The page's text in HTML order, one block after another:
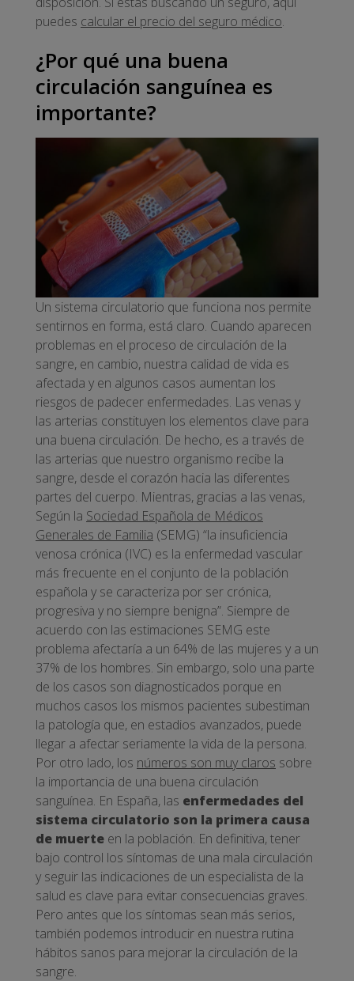
puedes calcular el precio del seguro médico.
¿Por qué una buena
circulación sanguínea es
importante?
Un sistema circulatorio que funciona nos permite
sentirnos en forma, está claro. Cuando aparecen
problemas en el proceso de circulación de la
sangre, en cambio, nuestra calidad de vida es
afectada y en algunos casos aumentan los
riesgos de padecer enfermedades. Las venas y
las arterias constituyen los elementos clave para
una buena circulación. De hecho, es a través de
las arterias que nuestro organismo recibe la
sangre, desde el corazón hacia las diferentes
partes del cuerpo. Mientras, gracias a las venas,
Según la Sociedad Española de Médicos
Generales de Familia (SEMG) “la insuficiencia
venosa crónica (IVC) es la enfermedad vascular
más frecuente en el conjunto de la población
española y se caracteriza por ser crónica,
progresiva y no siempre benigna”. Siempre de
acuerdo con las estimaciones SEMG este
problema afectaría a un 64% de las mujeres y a un
37% de los hombres. Sin embargo, solo una parte
de los casos son diagnosticados porque en
muchos casos los mismos pacientes subestiman
la patología que, en estadios avanzados, puede
llegar a afectar seriamente la vida de la persona.
Por otro lado, los números son muy claros sobre
la importancia de una buena circulación
sanguínea. En España, las enfermedades del
sistema circulatorio son la primera causa
de muerte en la población. En definitiva, tener
bajo control los síntomas de una mala circulación
y seguir las indicaciones de un especialista de la
salud es clave para evitar consecuencias graves.
Pero antes que los síntomas sean más serios,
también podemos introducir en nuestra rutina
hábitos sanos para mejorar la circulación de la
sangre.